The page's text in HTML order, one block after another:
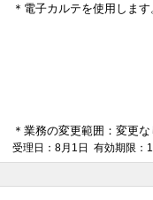
＊ 電子カルテを使用します
＊業務の変更範囲：変更
受理日：8月1日 有効期限：